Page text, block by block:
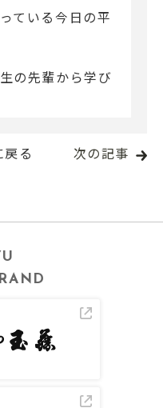
ている今日の平
の先輩から学び
戻る 次の記事